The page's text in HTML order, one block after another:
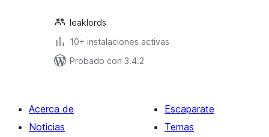
leaklords
10+ instalaciones activas
Probado con 3.4.2
Acerca de
Noticias
Escaparate
Temas